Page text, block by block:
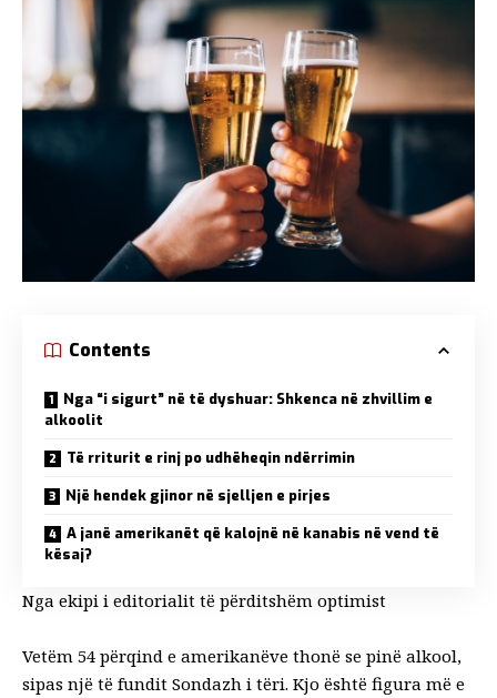
Contents
Nga “i sigurt” në të dyshuar: Shkenca në zhvillim e
alkoolit
Të rriturit e rinj po udhëheqin ndërrimin
Një hendek gjinor në sjelljen e pirjes
A janë amerikanët që kalojnë në kanabis në vend të
kësaj?
Nga ekipi i editorialit të përditshëm optimist
Vetëm 54 përqind e amerikanëve thonë se pinë alkool,
sipas një të fundit Sondazh i tëri. Kjo është figura më e